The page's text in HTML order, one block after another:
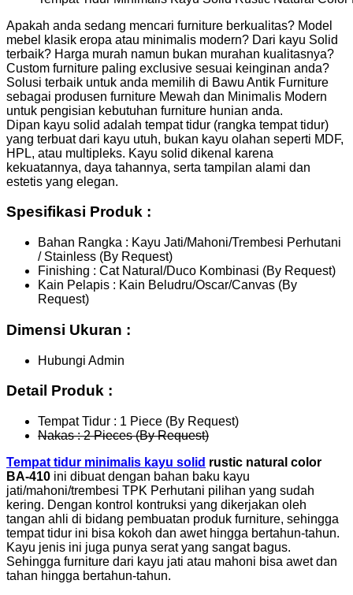
Apakah anda sedang mencari furniture berkualitas? Model
mebel klasik eropa atau minimalis modern? Dari kayu Solid
terbaik? Harga murah namun bukan murahan kualitasnya?
Custom furniture paling exclusive sesuai keinginan anda?
Solusi terbaik untuk anda memilih di Bawu Antik Furniture
sebagai produsen furniture Mewah dan Minimalis Modern
untuk pengisian kebutuhan furniture hunian anda.
Dipan kayu solid adalah tempat tidur (rangka tempat tidur)
yang terbuat dari kayu utuh, bukan kayu olahan seperti MDF,
HPL, atau multipleks. Kayu solid dikenal karena
kekuatannya, daya tahannya, serta tampilan alami dan
estetis yang elegan.
Spesifikasi Produk :
Bahan Rangka : Kayu Jati/Mahoni/Trembesi Perhutani
/ Stainless (By Request)
Finishing : Cat Natural/Duco Kombinasi (By Request)
Kain Pelapis : Kain Beludru/Oscar/Canvas (By
Request)
Dimensi Ukuran :
Hubungi Admin
Detail Produk :
Tempat Tidur : 1 Piece (By Request)
Nakas : 2 Pieces (By Request)
Tempat tidur minimalis kayu solid rustic natural color
BA-410 ini dibuat dengan bahan baku kayu
jati/mahoni/trembesi TPK Perhutani pilihan yang sudah
kering. Dengan kontrol kontruksi yang dikerjakan oleh
tangan ahli di bidang pembuatan produk furniture, sehingga
tempat tidur ini bisa kokoh dan awet hingga bertahun-tahun.
Kayu jenis ini juga punya serat yang sangat bagus.
Sehingga furniture dari kayu jati atau mahoni bisa awet dan
tahan hingga bertahun-tahun.